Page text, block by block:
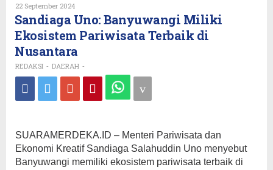
22 September 2024Oleh
REDAKSI
Sandiaga Uno: Banyuwangi Miliki
Ekosistem Pariwisata Terbaik di
Nusantara
REDAKSI - DAERAH -
SUARAMERDEKA.ID – Menteri Pariwisata dan
Ekonomi Kreatif Sandiaga Salahuddin Uno menyebut
Banyuwangi memiliki ekosistem pariwisata terbaik di